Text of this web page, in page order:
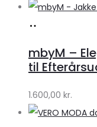
Lykke
Lykke
mbyM –
til
1.600,00 kr.